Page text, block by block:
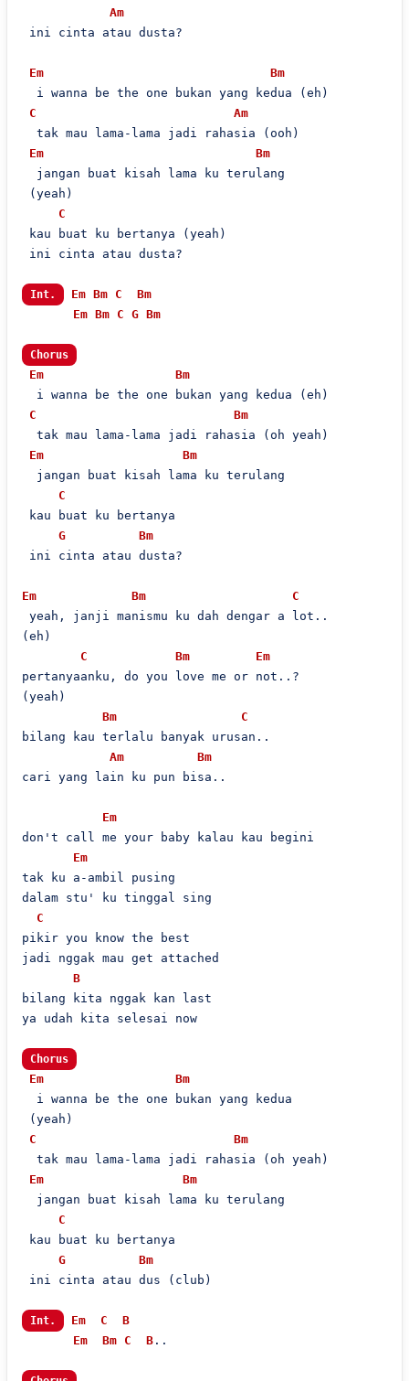
Am
ini cinta atau dusta?
Em
Bm
  i wanna be the one bukan yang kedua (eh)
C
Am
  tak mau lama-lama jadi rahasia (ooh)
Em
Bm
  jangan buat kisah lama ku terulang
(yeah)
C
kau buat ku bertanya (yeah)
ini cinta atau dusta?
Int. Em Bm C
Bm
Em Bm C G Bm
Chorus
Em
Bm
  i wanna be the one bukan yang kedua (eh)
C
Bm
  tak mau lama-lama jadi rahasia (oh yeah)
Em
Bm
  jangan buat kisah lama ku terulang
C
kau buat ku bertanya
G
Bm
ini cinta atau dusta?
Em Bm
C
yeah, janji manismu ku dah dengar a lot..
(eh)
C
Bm
Em
pertanyaanku, do you love me or not..?
(yeah)
Bm
C
bilang kau terlalu banyak urusan..
Am
Bm
cari yang lain ku pun bisa..
Em
don't call me your baby kalau kau begini
Em
tak ku a-ambil pusing
dalam stu' ku tinggal sing
C
pikir you know the best
jadi nggak mau get attached
B
bilang kita nggak kan last
ya udah kita selesai now
Chorus
Em
Bm
  i wanna be the one bukan yang kedua
(yeah)
C
Bm
  tak mau lama-lama jadi rahasia (oh yeah)
Em
Bm
  jangan buat kisah lama ku terulang
C
kau buat ku bertanya
G
Bm
ini cinta atau dus (club)
Int. Em C
B
Em
Bm C B..